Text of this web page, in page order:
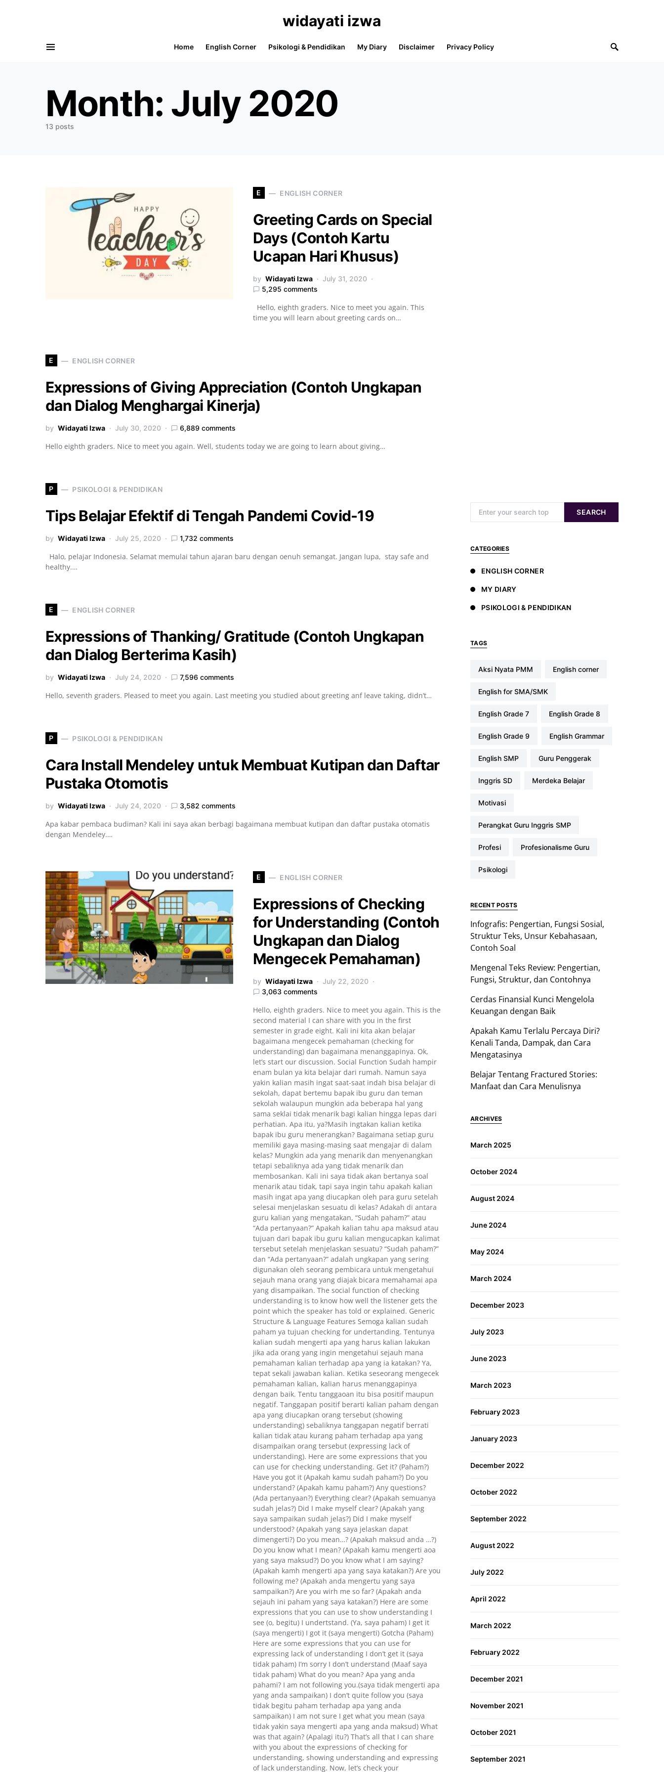
widayati izwa
Home English Corner Psikologi & Pendidikan My Diary Disclaimer Privacy Policy
Search for:
Month: July 2020
13 posts
E ENGLISH CORNER
Greeting Cards on Special
Days (Contoh Kartu
Ucapan Hari Khusus)
by Widayati Izwa
July 31, 2020
5,295 comments
Hello, eighth graders. Nice to meet you again. This
time you will learn about greeting cards on…
E ENGLISH CORNER
Expressions of Giving Appreciation (Contoh Ungkapan
dan Dialog Menghargai Kinerja)
by Widayati Izwa July 30, 2020 6,889 comments
Hello eighth graders. Nice to meet you again. Well, students today we are going to learn about giving…
P PSIKOLOGI & PENDIDIKAN
Tips Belajar Efektif di Tengah Pandemi Covid-19
by Widayati Izwa July 25, 2020 1,732 comments
Halo, pelajar Indonesia. Selamat memulai tahun ajaran baru dengan oenuh semangat. Jangan lupa, stay safe and
healthy.…
E ENGLISH CORNER
Expressions of Thanking/ Gratitude (Contoh Ungkapan
dan Dialog Berterima Kasih)
by Widayati Izwa July 24, 2020 7,596 comments
Hello, seventh graders. Pleased to meet you again. Last meeting you studied about greeting anf leave taking, didn’t…
P PSIKOLOGI & PENDIDIKAN
Cara Install Mendeley untuk Membuat Kutipan dan Daftar
Pustaka Otomotis
by Widayati Izwa July 24, 2020 3,582 comments
Apa kabar pembaca budiman? Kali ini saya akan berbagi bagaimana membuat kutipan dan daftar pustaka otomatis
dengan Mendeley.…
E ENGLISH CORNER
Expressions of Checking
for Understanding (Contoh
Ungkapan dan Dialog
Mengecek Pemahaman)
by Widayati Izwa
July 22, 2020
3,063 comments
Hello, eighth graders. Nice to meet you again. This is the
second material I can share with you in the first
semester in grade eight. Kali ini kita akan belajar
bagaimana mengecek pemahaman (checking for
understanding) dan bagaimana menanggapinya. Ok,
let’s start our discussion. Social Function Sudah hampir
enam bulan ya kita belajar dari rumah. Namun saya
yakin kalian masih ingat saat-saat indah bisa belajar di
sekolah, dapat bertemu bapak ibu guru dan teman
sekolah walaupun mungkin ada beberapa hal yang
sama seklai tidak menarik bagi kalian hingga lepas dari
perhatian. Apa itu, ya?Masih ingtakan kalian ketika
bapak ibu guru menerangkan? Bagaimana setiap guru
memiliki gaya masing-masing saat mengajar di dalam
kelas? Mungkin ada yang menarik dan menyenangkan
tetapi sebaliknya ada yang tidak menarik dan
membosankan. Kali ini saya tidak akan bertanya soal
menarik atau tidak, tapi saya ingin tahu apakah kalian
masih ingat apa yang diucapkan oleh para guru setelah
selesai menjelaskan sesuatu di kelas? Adakah di antara
guru kalian yang mengatakan, “Sudah paham?” atau
“Ada pertanyaan?” Apakah kalian tahu apa maksud atau
tujuan dari bapak ibu guru kalian mengucapkan kalimat
tersebut setelah menjelaskan sesuatu? “Sudah paham?”
dan “Ada pertanyaan?” adalah ungkapan yang sering
digunakan oleh seorang pembicara untuk mengetahui
sejauh mana orang yang diajak bicara memahamai apa
yang disampaikan. The social function of checking
understanding is to know how well the listener gets the
point which the speaker has told or explained. Generic
Structure & Language Features Semoga kalian sudah
paham ya tujuan checking for undertanding. Tentunya
kalian sudah mengerti apa yang harus kalian lakukan
jika ada orang yang ingin mengetahui sejauh mana
pemahaman kalian terhadap apa yang ia katakan? Ya,
tepat sekali jawaban kalian. Ketika seseorang mengecek
pemahaman kalian, kalian harus menanggapinya
dengan baik. Tentu tanggaoan itu bisa positif maupun
negatif. Tanggapan positif berarti kalian paham dengan
apa yang diucapkan orang tersebut (showing
understanding) sebaliknya tanggapan negatif berrati
kalian tidak atau kurang paham terhadap apa yang
disampaikan orang tersebut (expressing lack of
understanding). Here are some expressions that you
can use for checking understanding. Get it? (Paham?)
Have you got it (Apakah kamu sudah paham?) Do you
understand? (Apakah kamu paham?) Any questions?
(Ada pertanyaan?) Everything clear? (Apakah semuanya
sudah jelas?) Did I make myself clear? (Apakah yang
saya sampaikan sudah jelas?) Did I make myself
understood? (Apakah yang saya jelaskan dapat
dimengerti?) Do you mean…? (Apakah maksud anda …?)
Do you know what I mean? (Apakah kamu mengerti aoa
yang saya maksud?) Do you know what I am saying?
(Apakah kamh mengerti apa yang saya katakan?) Are you
following me? (Apakah anda mengertu yang saya
sampaikan?) Are you wirh me so far? (Apakah anda
sejauh ini paham yang saya katakan?) Here are some
expressions that you can use to show understanding I
see (o, begitu) I undertstand. (Ya, saya paham) I get it
(saya mengerti) I got it (saya mengerti) Gotcha (Paham)
Here are some expressions that you can use for
expressing lack of understanding I don’t get it (saya
tidak paham) I’m sorry I don’t understand (Maaf saya
tidak paham) What do you mean? Apa yang anda
pahami? I am not following you.(saya tidak mengerti apa
yang anda sampaikan) I don’t quite follow you (saya
tidak begitu paham terhadap apa yang anda
sampaikan) I am not sure I get what you mean (saya
tidak yakin saya mengerti apa yang anda maksud) What
was that again? (Apalagi itu?) That’s all that I can share
with you about the expressions of checking for
understanding, showing understanding and expressing
of lack understanding. Now, let’s check your
SEARCH
CATEGORIES
ENGLISH CORNER
MY DIARY
PSIKOLOGI & PENDIDIKAN
TAGS
Aksi Nyata PMM english corner
English for SMA/SMK
English Grade 7 English Grade 8
English Grade 9 English Grammar
English SMP Guru Penggerak
Inggris SD Merdeka Belajar
Motivasi
Perangkat Guru Inggris SMP
profesi Profesionalisme Guru
Psikologi
RECENT POSTS
Infografis: Pengertian, Fungsi Sosial,
Struktur Teks, Unsur Kebahasaan,
Contoh Soal
Mengenal Teks Review: Pengertian,
Fungsi, Struktur, dan Contohnya
Cerdas Finansial Kunci Mengelola
Keuangan dengan Baik
Apakah Kamu Terlalu Percaya Diri?
Kenali Tanda, Dampak, dan Cara
Mengatasinya
Belajar Tentang Fractured Stories:
Manfaat dan Cara Menulisnya
ARCHIVES
March 2025
October 2024
August 2024
June 2024
May 2024
March 2024
December 2023
July 2023
June 2023
March 2023
February 2023
January 2023
December 2022
October 2022
September 2022
August 2022
July 2022
April 2022
March 2022
February 2022
December 2021
November 2021
October 2021
September 2021